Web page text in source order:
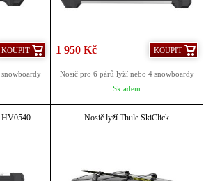
KOUPIT 1 950 Kč KOUPIT
Nosič pro 6 párů lyží nebo 4 snowboardy
Skladem
Nosič lyží Thule SkiClick